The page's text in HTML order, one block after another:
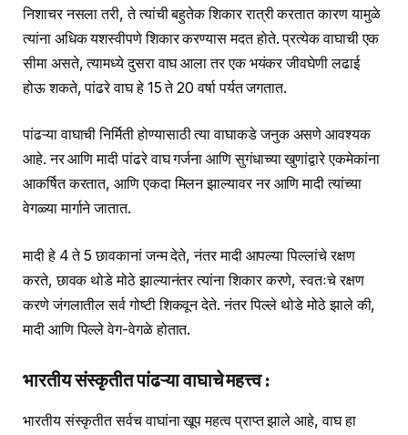
निशाचर नसला तरी, ते त्यांची बहुतेक शिकार रात्री करतात कारण यामुळे
त्यांना अधिक यशस्वीपणे शिकार करण्यास मदत होते. प्रत्येक वाघाची एक
सीमा असते, त्यामध्ये दुसरा वाघ आला तर एक भयंकर जीवघेणी लढाई
होऊ शकते, पांढरे वाघ हे 15 ते 20 वर्षा पर्यत जगतात.
पांढऱ्या वाघाची निर्मिती होण्यासाठी त्या वाघाकडे जनुक असणे आवश्यक
आहे. नर आणि मादी पांढरे वाघ गर्जना आणि सुगंधाच्या खुणांद्वारे एकमेकांना
आकर्षित करतात, आणि एकदा मिलन झाल्यावर नर आणि मादी त्यांच्या
वेगळ्या मार्गाने जातात.
मादी हे 4 ते 5 छावकानां जन्म देते, नंतर मादी आपल्या पिल्लांचे रक्षण
करते, छावक थोडे मोठे झाल्यानंतर त्यांना शिकार करणे, स्वतःचे रक्षण
करणे जंगलातील सर्व गोष्टी शिकवून देते. नंतर पिल्ले थोडे मोठे झाले की,
मादी आणि पिल्ले वेग-वेगळे होतात.
भारतीय संस्कृतीत पांढऱ्या वाघाचे महत्त्व :
भारतीय संस्कृतीत सर्वच वाघांना खूप महत्व प्राप्त झाले आहे, वाघ हा